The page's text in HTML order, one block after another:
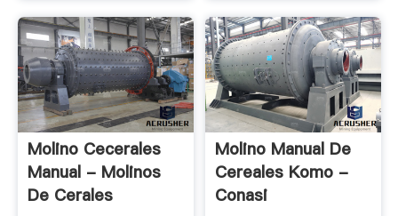
Molino Cecerales
Manual - Molinos
De Cerales
Molino Manual De
Cereales Komo -
Conasi